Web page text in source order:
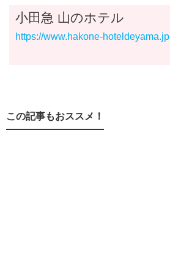
小田急 山のホテル
https://www.hakone-hoteldeyama.jp
この記事もおススメ！